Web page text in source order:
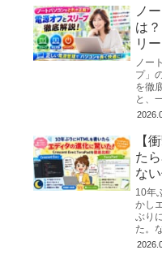
ノ
は
リ
ノー
プ」
を徹
と、
では
【
た
な
10年
かし
ぶり
た。
で、